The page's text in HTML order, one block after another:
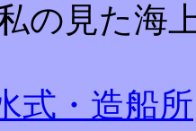
の見た海
式・造船所